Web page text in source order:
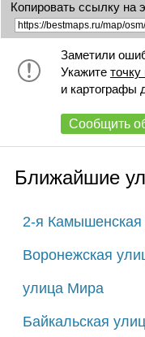
Копировать ссылку на
Заметили
Укажите точку
и картографы
Сообщить
Ближайшие
2-я Камышенская
Воронежская
улица Мира
Байкальская